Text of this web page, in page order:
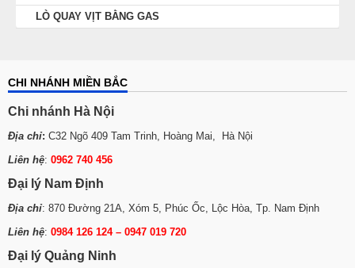
LÒ QUAY VỊT BẰNG GAS
CHI NHÁNH MIỀN BẮC
Chi nhánh Hà Nội
Địa chỉ: C32 Ngõ 409 Tam Trinh, Hoàng Mai, Hà Nội
Liên hệ: 0962 740 456
Đại lý Nam Định
Địa chỉ: 870 Đường 21A, Xóm 5, Phúc Ốc, Lộc Hòa, Tp. Nam Định
Liên hệ: 0984 126 124 – 0947 019 720
Đại lý Quảng Ninh